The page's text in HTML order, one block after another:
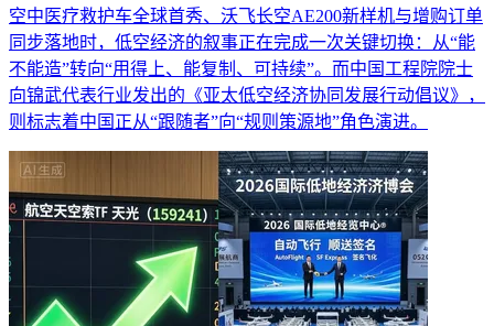
空中医疗救护车全球首秀、沃飞长空AE200新样机与增购订单
同步落地时，低空经济的叙事正在完成一次关键切换：从“能
不能造”转向“用得上、能复制、可持续”。而中国工程院院士
向锦武代表行业发出的《亚太低空经济协同发展行动倡议》，
则标志着中国正从“跟随者”向“规则策源地”角色演进。